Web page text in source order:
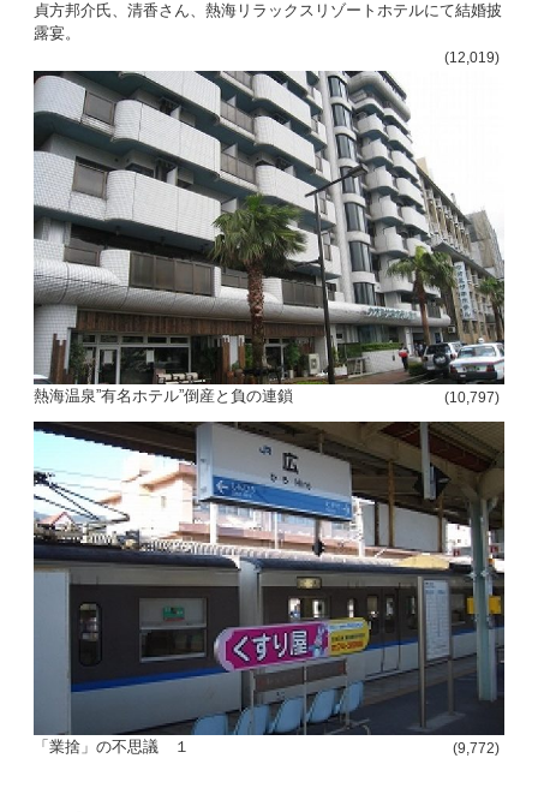
貞方邦介氏、清香さん、熱海リラックスリゾートホテルにて結婚披
露宴。
(12,019)
熱海温泉”有名ホテル”倒産と負の連鎖 (10,797)
「業捨」の不思議 １ (9,772)